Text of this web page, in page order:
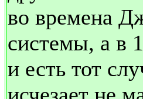
во времена
системы, а в
и есть тот